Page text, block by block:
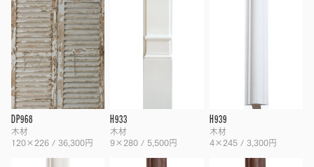
DP968
木材
120×226 / 36,300円
H933
木材
9×280 / 5,500円
H939
木材
4×245 / 3,300円